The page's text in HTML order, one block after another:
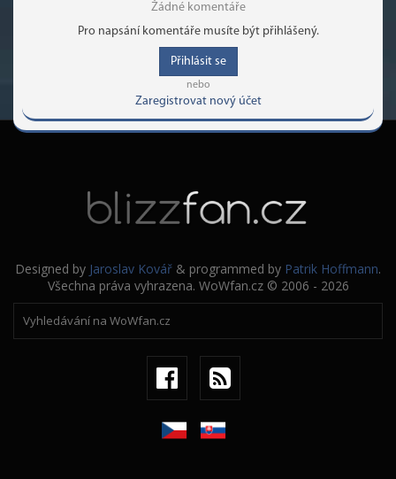
Žádné komentáře
Pro napsání komentáře musíte být přihlášený.
Přihlásit se
nebo
Zaregistrovat nový účet
Designed by Jaroslav Kovář & programmed by Patrik Hoffmann.
Všechna práva vyhrazena. WoWfan.cz © 2006 - 2026